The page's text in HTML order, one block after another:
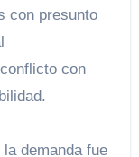
con presunto
con
demanda fue